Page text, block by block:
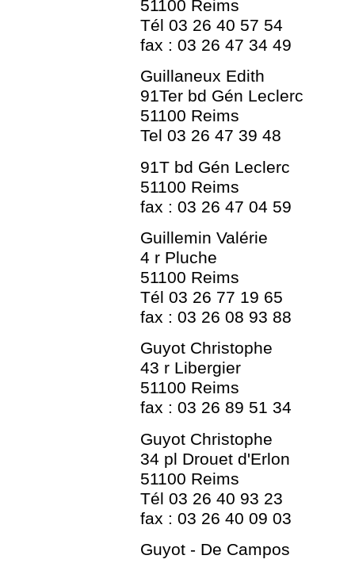
51100 Reims
Tél 03 26 40 57 54
fax : 03 26 47 34 49
Guillaneux Edith
91Ter bd Gén Leclerc
51100 Reims
Tel 03 26 47 39 48
91T bd Gén Leclerc
51100 Reims
fax : 03 26 47 04 59
Guillemin Valérie
4 r Pluche
51100 Reims
Tél 03 26 77 19 65
fax : 03 26 08 93 88
Guyot Christophe
43 r Libergier
51100 Reims
fax : 03 26 89 51 34
Guyot Christophe
34 pl Drouet d'Erlon
51100 Reims
Tél 03 26 40 93 23
fax : 03 26 40 09 03
Guyot - De Campos